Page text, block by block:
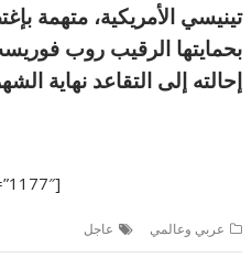
تينيسي الأمريكية، متهمة
إحالته إلى التقاعد نهاية
[ad id=”1177″]
عربي وعالمي عاجل